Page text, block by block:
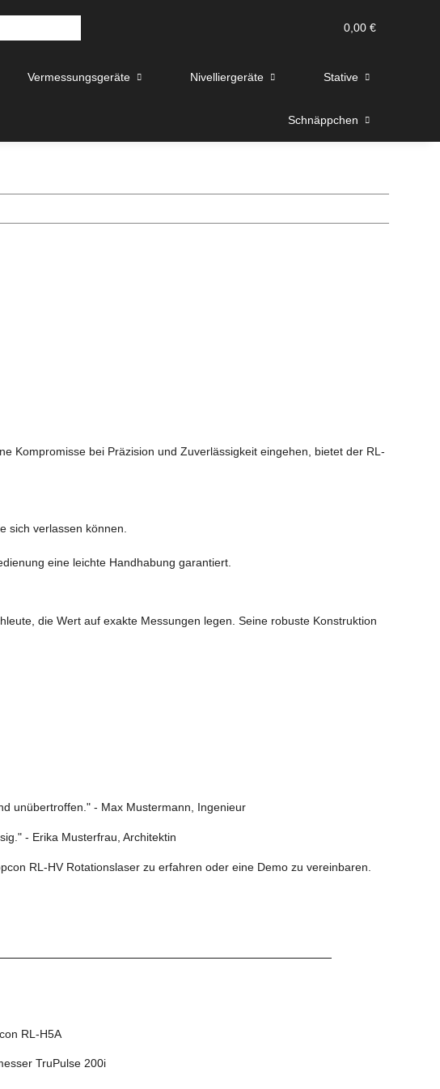
0,00 €
Vermessungsgeräte Nivelliergeräte Stative
Schnäppchen
Kompromisse bei Präzision und Zuverlässigkeit eingehen, bietet der RL-
sich verlassen können.
eine leichte Handhabung garantiert.
die Wert auf exakte Messungen legen. Seine robuste Konstruktion
unübertroffen." - Max Mustermann, Ingenieur
- Erika Musterfrau, Architektin
RL-HV Rotationslaser zu erfahren oder eine Demo zu vereinbaren.
RL-H5A
TruPulse 200i